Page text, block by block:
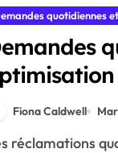
quotidiennes
des bonus,
Fiona Caldwell